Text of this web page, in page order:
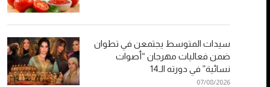
سيدات المتوسط يجتمعن في تطوان
ضمن فعاليات مهرجان “أصوات
نسائية” في دورته الـ14
07/08/2026